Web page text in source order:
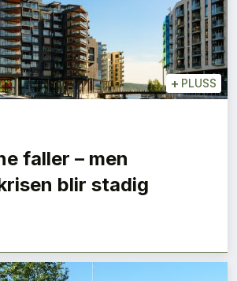
+ PLUSS
faller – men
blir stadig